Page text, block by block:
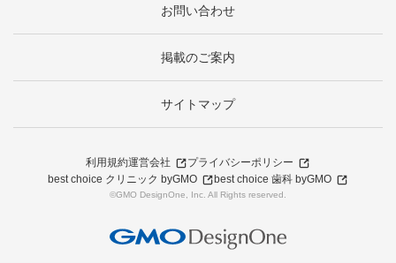
お問い合わせ
掲載のご案内
サイトマップ
利用規約運営会社
プライバシーポリシー
best choice クリニック byGMO
best choice 歯科 byGMO
©GMO DesignOne, Inc. All Rights reserved.